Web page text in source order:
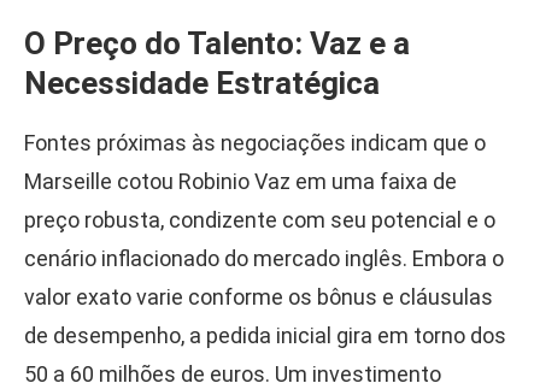
O Preço do Talento: Vaz e a
Necessidade Estratégica
Fontes próximas às negociações indicam que o
Marseille cotou Robinio Vaz em uma faixa de
preço robusta, condizente com seu potencial e o
cenário inflacionado do mercado inglês. Embora o
valor exato varie conforme os bônus e cláusulas
de desempenho, a pedida inicial gira em torno dos
50 a 60 milhões de euros. Um investimento